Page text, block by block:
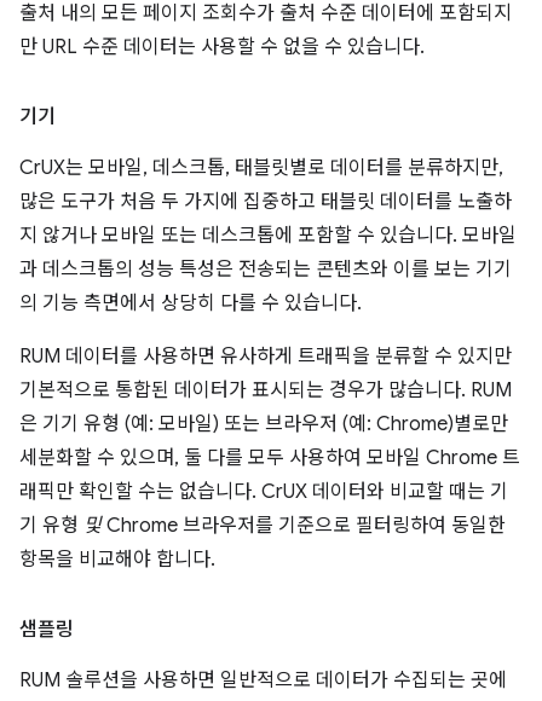
출처 내의 모든 페이지 조회수가 출처 수준 데이터에 포함되지
만 URL 수준 데이터는 사용할 수 없을 수 있습니다.
기기
CrUX는 모바일, 데스크톱, 태블릿별로 데이터를 분류하지만,
많은 도구가 처음 두 가지에 집중하고 태블릿 데이터를 노출하
지 않거나 모바일 또는 데스크톱에 포함할 수 있습니다. 모바일
과 데스크톱의 성능 특성은 전송되는 콘텐츠와 이를 보는 기기
의 기능 측면에서 상당히 다를 수 있습니다.
RUM 데이터를 사용하면 유사하게 트래픽을 분류할 수 있지만
기본적으로 통합된 데이터가 표시되는 경우가 많습니다. RUM
은 기기 유형 (예: 모바일) 또는 브라우저 (예: Chrome)별로만
세분화할 수 있으며, 둘 다를 모두 사용하여 모바일 Chrome 트
래픽만 확인할 수는 없습니다. CrUX 데이터와 비교할 때는 기
기 유형 및Chrome 브라우저를 기준으로 필터링하여 동일한
항목을 비교해야 합니다.
샘플링
RUM 솔루션을 사용하면 일반적으로 데이터가 수집되는 곳에